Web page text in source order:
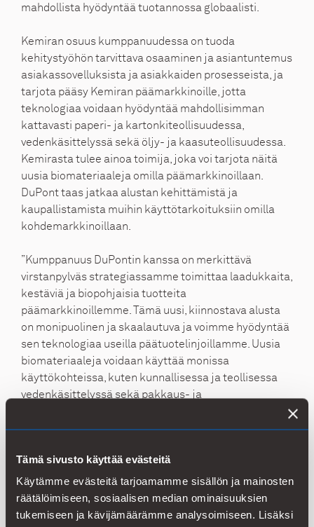
Tämä sivusto käyttää evästeitä
Käytämme evästeitä tarjoamamme sisällön ja mainosten
räätälöimiseen, sosiaalisen median ominaisuuksien
tukemiseen ja kävijämäärämme analysoimiseen. Lisäksi
mahdollista hyödyntää tuotannossa globaalisti.
Kemiran osuus kumppanuudessa on tuoda
kehitystyöhön tarvittava osaaminen ja asiantuntemus
asiakassovelluksista ja asiakkaiden prosesseista, ja
tarjota pääsy Kemiran päämarkkinoille, jotta
teknologiaa voidaan hyödyntää mahdollisimman
kattavasti paperi- ja kartonkiteollisuudessa,
vedenkäsittelyssä sekä öljy- ja kaasuteollisuudessa.
Kemirasta tulee ainoa toimija, joka voi tarjota näitä
uusia biomateriaaleja omilla päämarkkinoillaan.
DuPont taas jatkaa alustan kehittämistä ja
kaupallistamista muihin käyttötarkoituksiin omilla
kohdemarkkinoillaan.
”Kumppanuus DuPontin kanssa on merkittävä
virstanpylväs strategiassamme toimittaa laadukkaita,
kestäviä ja biopohjaisia tuotteita
päämarkkinoillemme. Tämä uusi, kiinnostava alusta
on monipuolinen ja skaalautuva ja voimme hyödyntää
sen teknologiaa useilla päätuotelinjoillamme. Uusia
biomateriaaleja voidaan käyttää monissa
käyttökohteissa, kuten kunnallisessa ja teollisessa
vedenkäsittelyssä sekä pakkaus- ja
lujuutta ja suojaominaisuuksia.Vastuullisuus on
Kemiran tavoitteellesaavuttaa yli 500 miljoonan
euron liikevaihto biopohjaisista tuotteista vuoteen
2030 mennessä”, sanooAntti Matula,Kemiran
globaalien tuotelinjojen ja liiketoiminnan kehityksen